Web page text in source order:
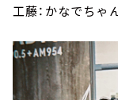
工藤：かなでちゃ